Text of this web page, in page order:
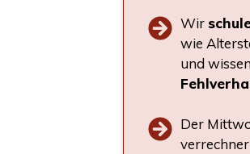
Wir
wie
und
Der